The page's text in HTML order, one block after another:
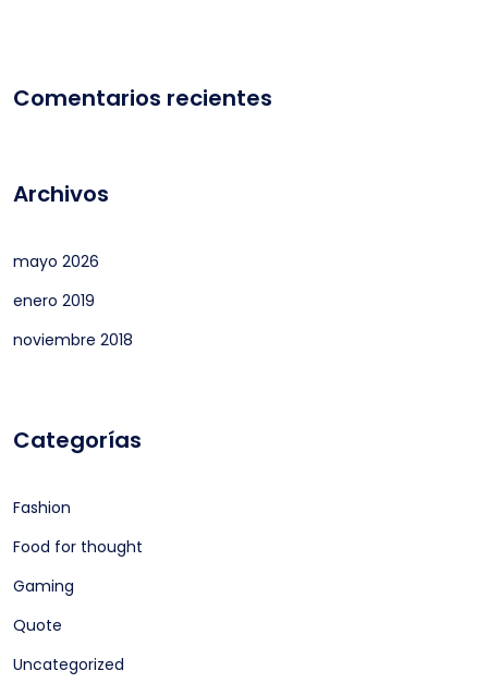
Comentarios recientes
Archivos
mayo 2026
enero 2019
noviembre 2018
Categorías
Fashion
Food for thought
Gaming
Quote
Uncategorized